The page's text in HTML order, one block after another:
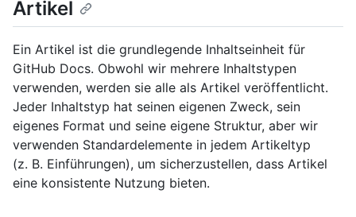
Artikel
Ein Artikel ist die grundlegende Inhaltseinheit für
GitHub Docs. Obwohl wir mehrere Inhaltstypen
verwenden, werden sie alle als Artikel veröffentlicht.
Jeder Inhaltstyp hat seinen eigenen Zweck, sein
eigenes Format und seine eigene Struktur, aber wir
verwenden Standardelemente in jedem Artikeltyp
(z. B. Einführungen), um sicherzustellen, dass Artikel
eine konsistente Nutzung bieten.